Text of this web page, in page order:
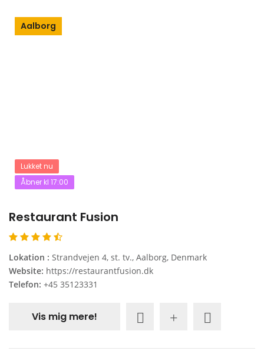
Aalborg
Lukket nu
Åbner kl 17:00
Restaurant Fusion
Lokation : Strandvejen 4, st. tv., Aalborg, Denmark
Website: https://restaurantfusion.dk
Telefon: +45 35123331
Vis mig mere!